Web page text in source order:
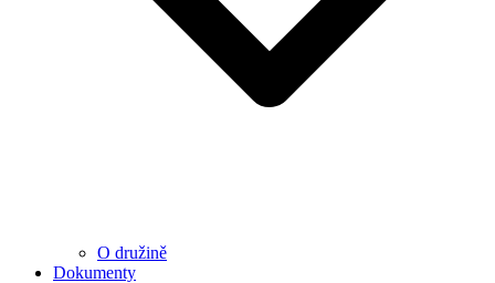
O družině
Dokumenty